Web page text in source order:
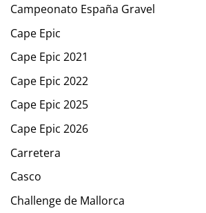
Campeonato España Gravel
Cape Epic
Cape Epic 2021
Cape Epic 2022
Cape Epic 2025
Cape Epic 2026
Carretera
Casco
Challenge de Mallorca